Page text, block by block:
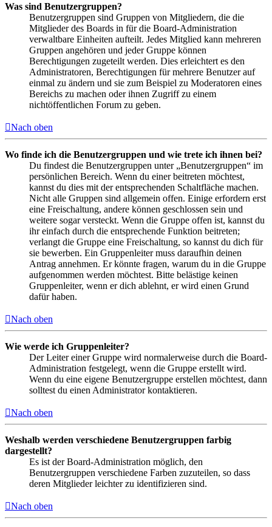
Was sind Benutzergruppen?
Benutzergruppen sind Gruppen von Mitgliedern, die die
Mitglieder des Boards in für die Board-Administration
verwaltbare Einheiten aufteilt. Jedes Mitglied kann mehreren
Gruppen angehören und jeder Gruppe können
Berechtigungen zugeteilt werden. Dies erleichtert es den
Administratoren, Berechtigungen für mehrere Benutzer auf
einmal zu ändern und sie zum Beispiel zu Moderatoren eines
Bereichs zu machen oder ihnen Zugriff zu einem
nichtöffentlichen Forum zu geben.
Nach oben
Wo finde ich die Benutzergruppen und wie trete ich ihnen bei?
Du findest die Benutzergruppen unter „Benutzergruppen“ im
persönlichen Bereich. Wenn du einer beitreten möchtest,
kannst du dies mit der entsprechenden Schaltfläche machen.
Nicht alle Gruppen sind allgemein offen. Einige erfordern erst
eine Freischaltung, andere können geschlossen sein und
weitere sogar versteckt. Wenn die Gruppe offen ist, kannst du
ihr einfach durch die entsprechende Funktion beitreten;
verlangt die Gruppe eine Freischaltung, so kannst du dich für
sie bewerben. Ein Gruppenleiter muss daraufhin deinen
Antrag annehmen. Er könnte fragen, warum du in die Gruppe
aufgenommen werden möchtest. Bitte belästige keinen
Gruppenleiter, wenn er dich ablehnt, er wird einen Grund
dafür haben.
Nach oben
Wie werde ich Gruppenleiter?
Der Leiter einer Gruppe wird normalerweise durch die Board-
Administration festgelegt, wenn die Gruppe erstellt wird.
Wenn du eine eigene Benutzergruppe erstellen möchtest, dann
solltest du einen Administrator kontaktieren.
Nach oben
Weshalb werden verschiedene Benutzergruppen farbig
dargestellt?
Es ist der Board-Administration möglich, den
Benutzergruppen verschiedene Farben zuzuteilen, so dass
deren Mitglieder leichter zu identifizieren sind.
Nach oben